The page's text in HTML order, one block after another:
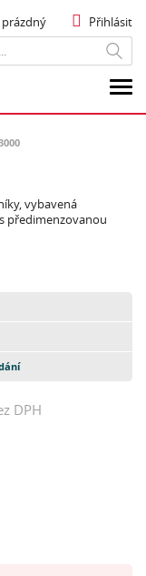
Přihlásit
prázdný
vybavená
předimenzovanou
DPH